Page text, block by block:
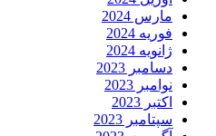
مارس 2024
فوریه 2024
ژانویه 2024
دسامبر 2023
نوامبر 2023
اکتبر 2023
سپتامبر 2023